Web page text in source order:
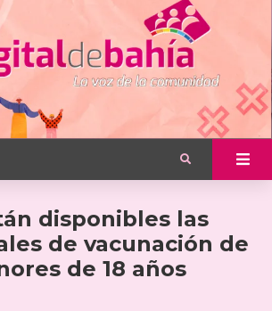
disponibles las
de vacunación de
de 18 años